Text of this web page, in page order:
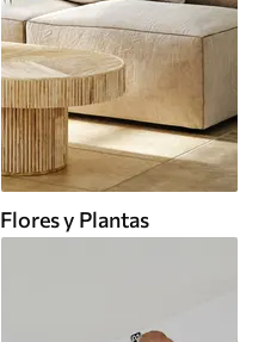
Flores y Plantas